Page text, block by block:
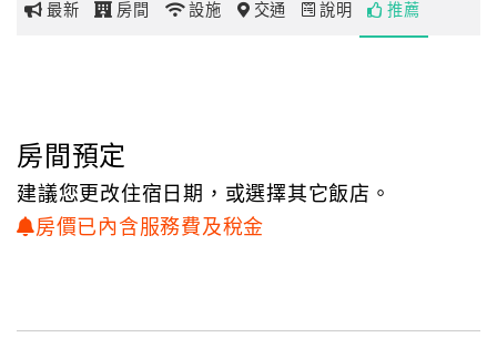
玩
地
圖
顧
最新 房間 設施 交通 說明 推薦
房間預定
建議您更改住宿日期，或選擇其它飯店。
房價已內含服務費及稅金